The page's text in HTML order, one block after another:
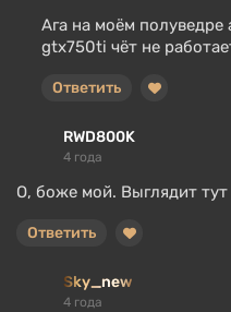
Ага на моём
gtx750ti чёт не
Ответить
RWD800K
4 года
О, боже мой. Выглядит тут
Ответить
Sky_new
4 года